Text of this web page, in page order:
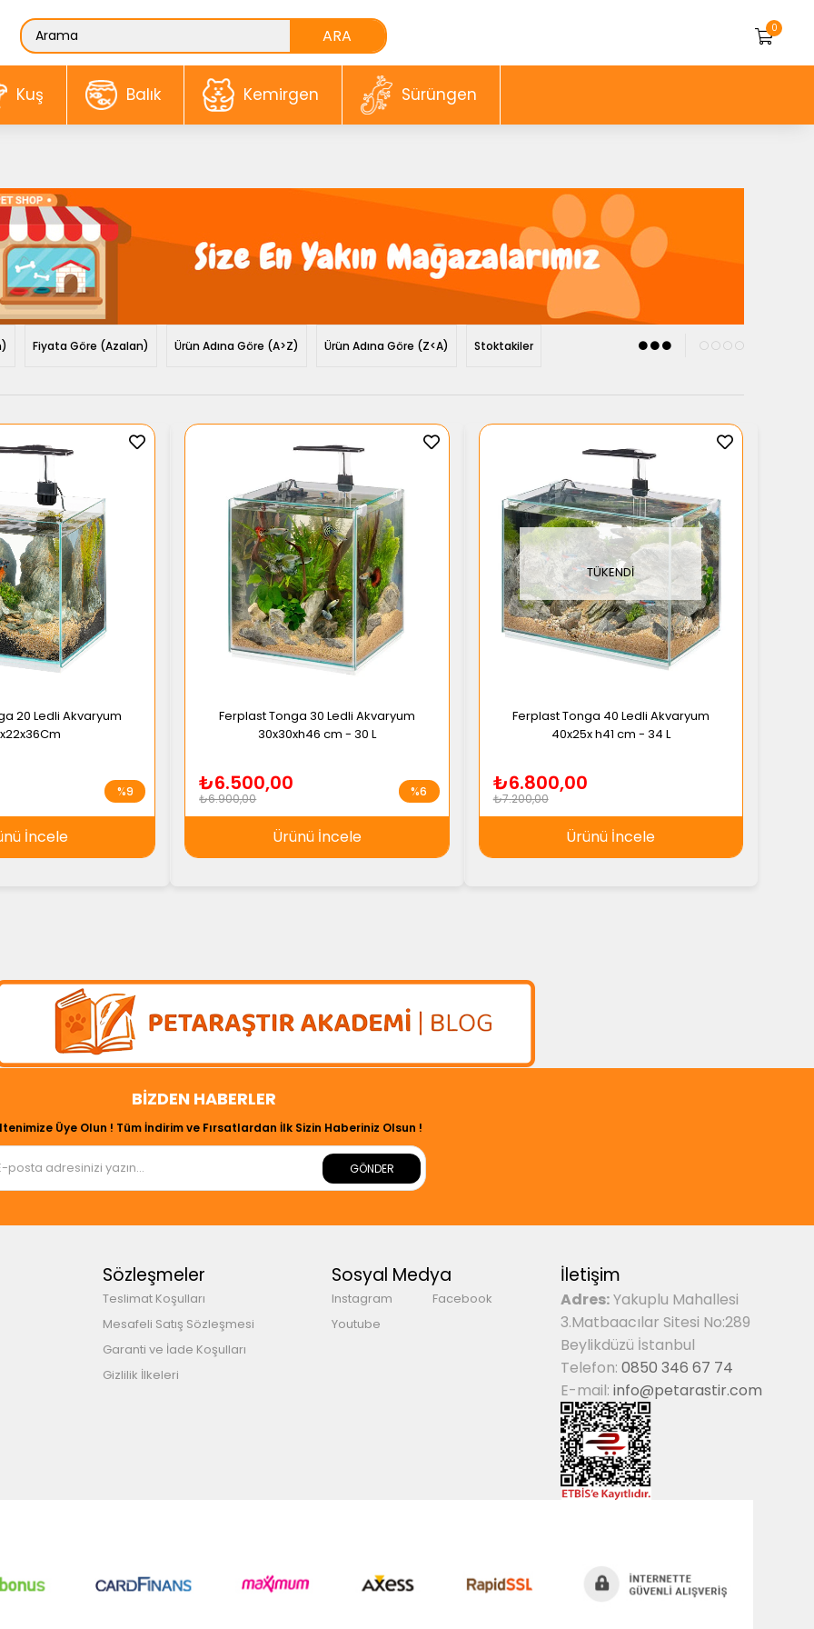
0
Kuş Balık Kemirgen Sürüngen
Fiyata Göre (Azalan) Ürün Adına Göre (A>Z) Ürün Adına Göre (Z<A) Stoktakiler
20 Ledli Akvaryum
İncele
%9
Ferplast Tonga 30 Ledli Akvaryum
30x30xh46 cm - 30 L
₺6.500,00
₺6.900,00
Ürünü İncele
%6
TÜKENDI
Ferplast Tonga 40 Ledli Akvaryum
40x25x h41 cm - 34 L
₺6.800,00
₺7.200,00
Ürünü İncele
BIZDEN HABERLER
Üye Olun ! Tüm İndirim ve Fırsatlardan İlk Sizin Haberiniz Olsun !
GÖNDER
Sözleşmeler
Teslimat Koşulları
Mesafeli Satış Sözleşmesi
Garanti ve İade Koşulları
Gizlilik İlkeleri
Sosyal Medya
Instagram
Facebook
Youtube
İletişim
Adres:Yakuplu Mahallesi
3.Matbaacılar Sitesi No:289
Beylikdüzü İstanbul
Telefon: 0850 346 67 74
E-mail: info@petarastir.com